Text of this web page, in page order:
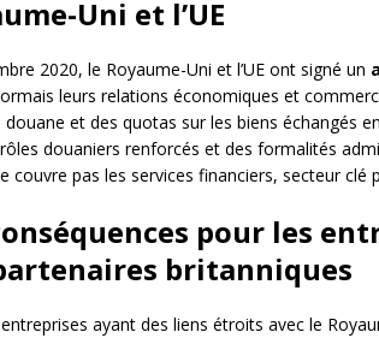
Uni et l’UE
2020, le Royaume-Uni et l’UE ont signé un
leurs relations économiques et
et des quotas sur les biens échangés
douaniers renforcés et des formalités
couvre pas les services financiers, secteur clé
pour les
britanniques
ayant des liens étroits avec le